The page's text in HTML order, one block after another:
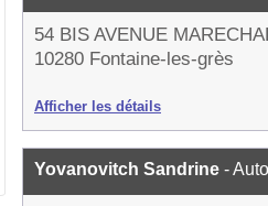
54 BIS AVENUE
10280 Fontaine-les-grès
Afficher les détails
Yovanovitch Sandrine -